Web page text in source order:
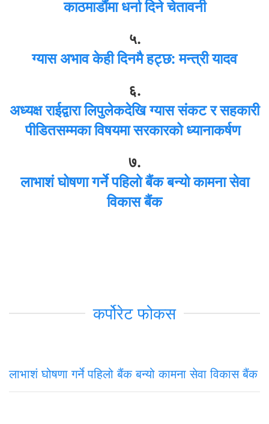
काठमाडौंमा धर्ना दिने चेतावनी
५.
ग्यास अभाव केही दिनमै हट्छ: मन्त्री यादव
६.
अध्यक्ष राईद्वारा लिपुलेकदेखि ग्यास संकट र सहकारी
पीडितसम्मका विषयमा सरकारको ध्यानाकर्षण
७.
लाभाशं घोषणा गर्ने पहिलो बैंक बन्यो कामना सेवा
विकास बैंक
कर्पोरेट फोकस
लाभाशं घोषणा गर्ने पहिलो बैंक बन्यो कामना सेवा विकास बैंक